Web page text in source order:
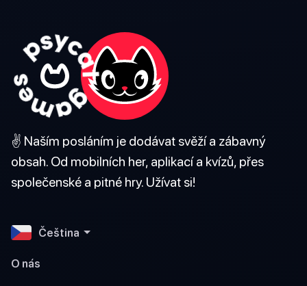
✌️ Naším posláním je dodávat svěží a zábavný
obsah. Od mobilních her, aplikací a kvízů, přes
společenské a pitné hry. Užívat si!
Čeština
O nás